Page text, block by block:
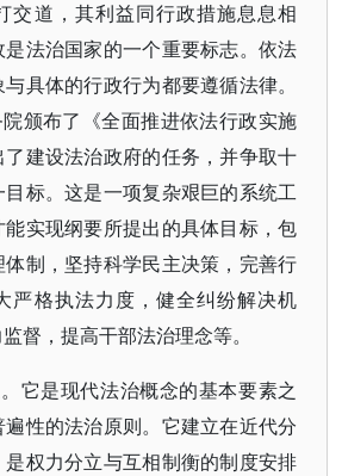
交道，其利益同行政措施息息相
法治国家的一个重要标志。依法
具体的行政行为都要遵循法律。
颁布了《全面推进依法行政实施
建设法治政府的任务，并争取十
标。这是一项复杂艰巨的系统工
实现纲要所提出的具体目标，包
制，坚持科学民主决策，完善行
严格执法力度，健全纠纷解决机
督，提高干部法治理念等。
它是现代法治概念的基本要素之
性的法治原则。它建立在近代分
权力分立与互相制衡的制度安排